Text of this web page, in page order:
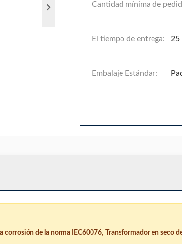
Cantidad mínima de
El tiempo de entrega: 25
Embalaje Estándar:
corrosión de la norma IEC60076, Transformador en seco